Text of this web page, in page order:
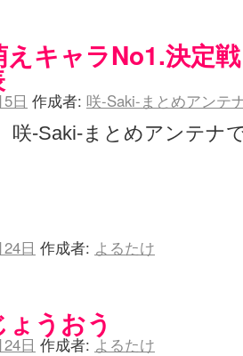
キャラNo1.決定
日 作成者: 咲-Saki-まとめアンテ
咲-Saki-まとめアンテ
日 作成者: よるたけ
うおう
日 作成者: よるたけ